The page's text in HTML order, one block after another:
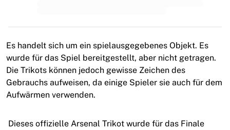
US Women's Soccer
NWSL
OL Lyonnes
Paris Saint-Germain Feminines
Arsenal WFC
Browse by country
Highlights
Es handelt sich um ein spielausgegebenes Objekt. Es
wurde für das Spiel bereitgestellt, aber nicht getragen.
Die Trikots können jedoch gewisse Zeichen des
Gebrauchs aufweisen, da einige Spieler sie auch für dem
Aufwärmen verwenden.
Dieses offizielle Arsenal Trikot wurde für das Finale